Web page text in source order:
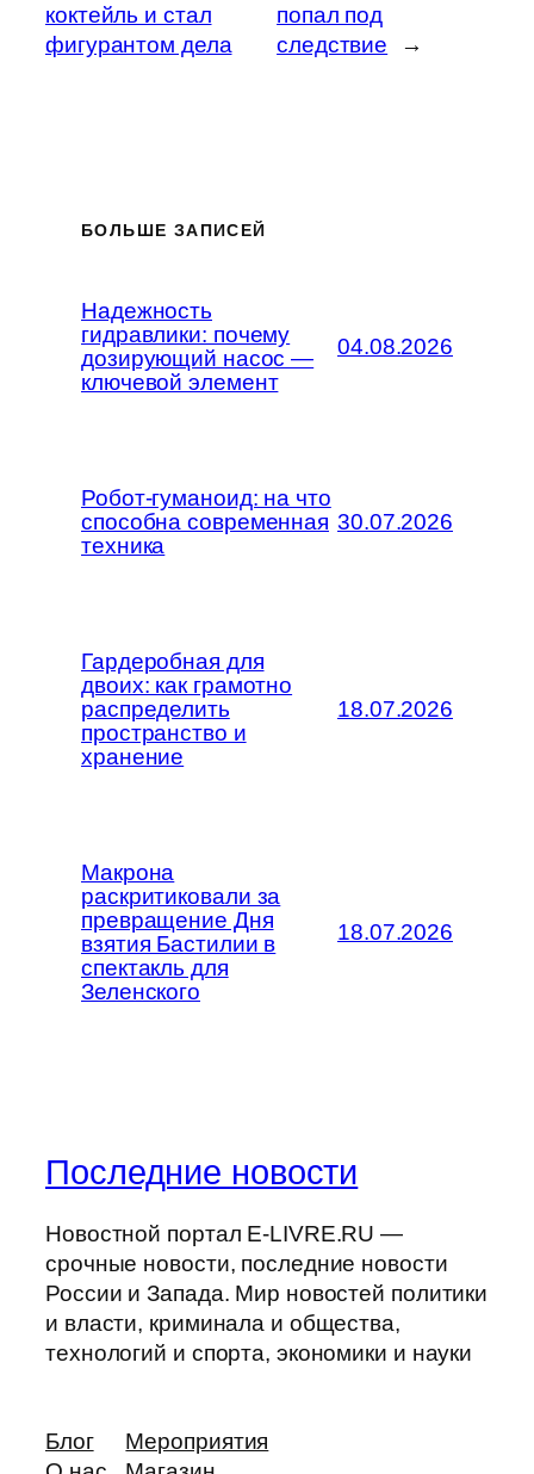
коктейль и стал
фигурантом дела
попал под
следствие
→
БОЛЬШЕ ЗАПИСЕЙ
Надежность
гидравлики: почему
дозирующий насос —
ключевой элемент
04.08.2026
Робот-гуманоид: на что
способна современная
техника
30.07.2026
Гардеробная для
двоих: как грамотно
распределить
пространство и
хранение
18.07.2026
Макрона
раскритиковали за
превращение Дня
взятия Бастилии в
спектакль для
Зеленского
18.07.2026
Последние новости
Новостной портал E-LIVRE.RU —
срочные новости, последние новости
России и Запада. Мир новостей политики
и власти, криминала и общества,
технологий и спорта, экономики и науки
Блог
Мероприятия